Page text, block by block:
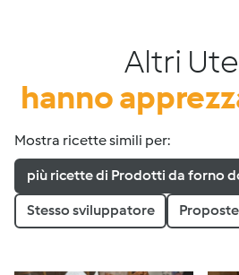
Altri
hanno
Mostra ricette simili per:
più ricette di Prodotti da forno
Stesso sviluppatore Proposte